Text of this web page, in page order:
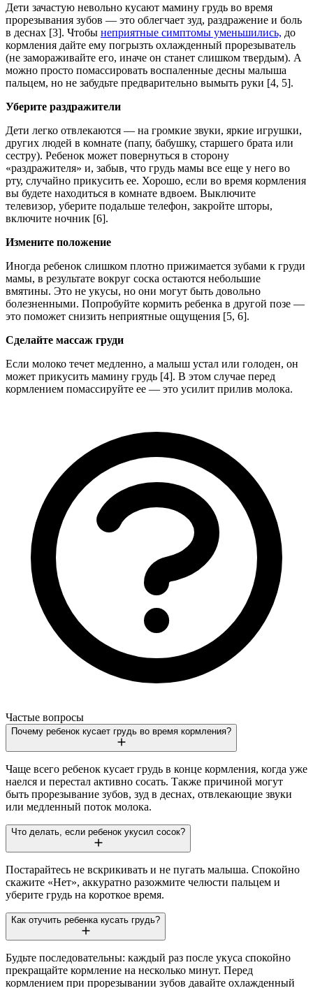
Дети зачастую невольно кусают мамину грудь во время
прорезывания зубов — это облегчает зуд, раздражение и боль
в деснах [3]. Чтобы неприятные симптомы уменьшились, до
кормления дайте ему погрызть охлажденный прорезыватель
(не замораживайте его, иначе он станет слишком твердым). А
можно просто помассировать воспаленные десны малыша
пальцем, но не забудьте предварительно вымыть руки [4, 5].
Уберите раздражители
Дети легко отвлекаются — на громкие звуки, яркие игрушки,
других людей в комнате (папу, бабушку, старшего брата или
сестру). Ребенок может повернуться в сторону
«раздражителя» и, забыв, что грудь мамы все еще у него во
рту, случайно прикусить ее. Хорошо, если во время кормления
вы будете находиться в комнате вдвоем. Выключите
телевизор, уберите подальше телефон, закройте шторы,
включите ночник [6].
Измените положение
Иногда ребенок слишком плотно прижимается зубами к груди
мамы, в результате вокруг соска остаются небольшие
вмятины. Это не укусы, но они могут быть довольно
болезненными. Попробуйте кормить ребенка в другой позе —
это поможет снизить неприятные ощущения [5, 6].
Сделайте массаж груди
Если молоко течет медленно, а малыш устал или голоден, он
может прикусить мамину грудь [4]. В этом случае перед
кормлением помассируйте ее — это усилит прилив молока.
Частые вопросы
Почему ребенок кусает грудь во время кормления?
Чаще всего ребенок кусает грудь в конце кормления, когда уже
наелся и перестал активно сосать. Также причиной могут
быть прорезывание зубов, зуд в деснах, отвлекающие звуки
или медленный поток молока.
Что делать, если ребенок укусил сосок?
Постарайтесь не вскрикивать и не пугать малыша. Спокойно
скажите «Нет», аккуратно разожмите челюсти пальцем и
уберите грудь на короткое время.
Как отучить ребенка кусать грудь?
Будьте последовательны: каждый раз после укуса спокойно
прекращайте кормление на несколько минут. Перед
кормлением при прорезывании зубов давайте охлажденный